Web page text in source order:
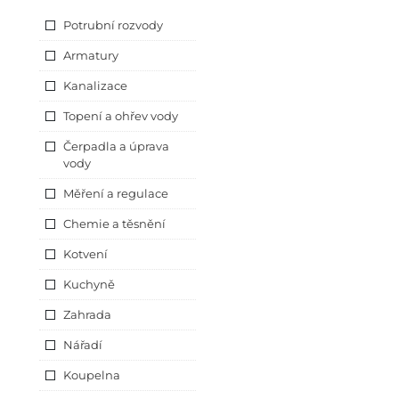
Potrubní rozvody
Armatury
Kanalizace
Topení a ohřev vody
Čerpadla a úprava
vody
Měření a regulace
Chemie a těsnění
Kotvení
Kuchyně
Zahrada
Nářadí
Koupelna